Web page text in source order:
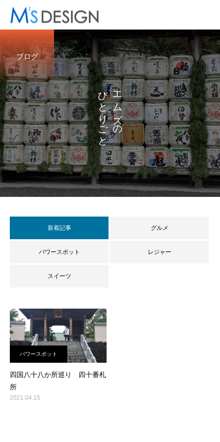
ブログ
エ
ム
ズ
の
ひ
と
り
ご
と
新着記事 グルメ
パワースポット レジャー
スイーツ
パワースポット
四国八十八か所巡り 四十番札
所
2021.04.15